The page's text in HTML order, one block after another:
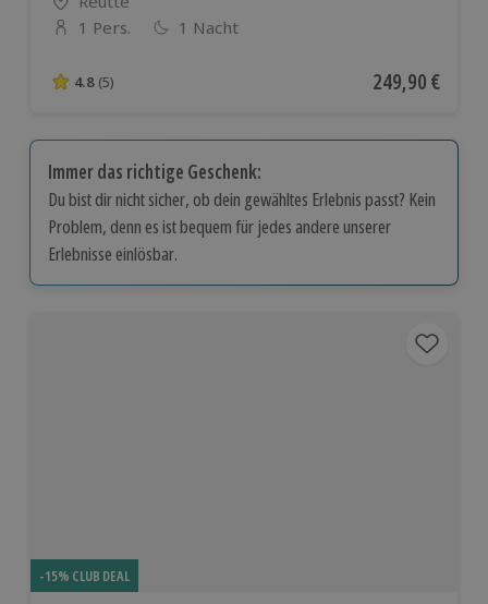
Anzahl der Teilnehmer
1 Pers. 1 Nacht
4.8 von 5 Sternen basierend auf 5 Bewertungen
4.8 (5) Aktueller Preis
249,90 €
Immer das richtige Geschenk:
Du bist dir nicht sicher, ob dein gewähltes Erlebnis passt? Kein
Problem, denn es ist bequem für jedes andere unserer
Erlebnisse einlösbar.
-15% CLUB DEAL